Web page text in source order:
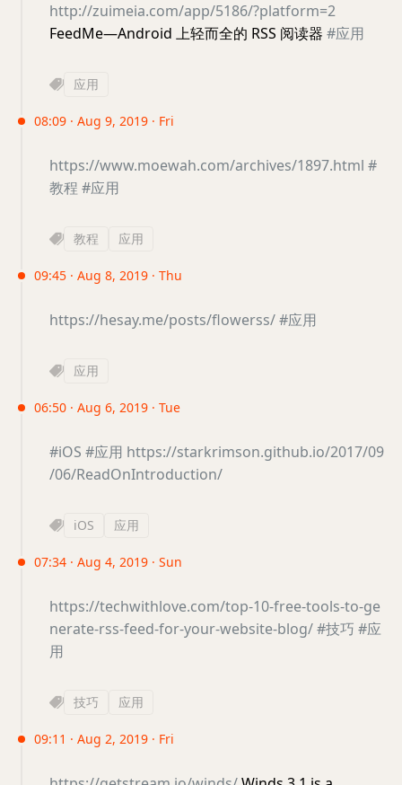
http://zuimeia.com/app/5186/?platform=2
FeedMe—Android 上轻而全的 RSS 阅读器 #应用
应用
08:09 · Aug 9, 2019 · Fri
https://www.moewah.com/archives/1897.html #
教程 #应用
教程 应用
09:45 · Aug 8, 2019 · Thu
https://hesay.me/posts/flowerss/#应用
应用
06:50 · Aug 6, 2019 · Tue
#iOS #应用 https://starkrimson.github.io/2017/09
/06/ReadOnIntroduction/
iOS 应用
07:34 · Aug 4, 2019 · Sun
https://techwithlove.com/top-10-free-tools-to-ge
nerate-rss-feed-for-your-website-blog/#技巧 #应
用
技巧 应用
09:11 · Aug 2, 2019 · Fri